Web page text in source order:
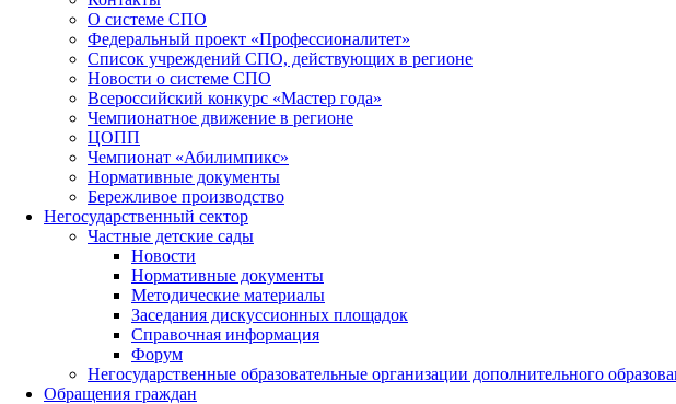
О системе СПО
Федеральный проект «Профессионалитет»
Список учреждений СПО, действующих в регионе
Новости о системе СПО
Всероссийский конкурс «Мастер года»
Чемпионатное движение в регионе
ЦОПП
Чемпионат «Абилимпикс»
Нормативные документы
Бережливое производство
Негосударственный сектор
Частные детские сады
Новости
Нормативные документы
Методические материалы
Заседания дискуссионных площадок
Справочная информация
Форум
Негосударственные образовательные организации дополнительного
Обращения граждан